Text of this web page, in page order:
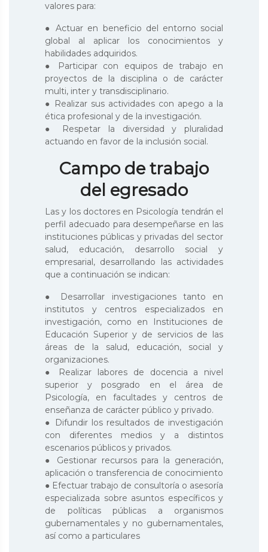
valores para:
● Actuar en beneficio del entorno social
global al aplicar los conocimientos y
habilidades adquiridos.
● Participar con equipos de trabajo en
proyectos de la disciplina o de carácter
multi, inter y transdisciplinario.
● Realizar sus actividades con apego a la
ética profesional y de la investigación.
● Respetar la diversidad y pluralidad
actuando en favor de la inclusión social.
Campo de trabajo
del egresado
Las y los doctores en Psicología tendrán el
perfil adecuado para desempeñarse en las
instituciones públicas y privadas del sector
salud, educación, desarrollo social y
empresarial, desarrollando las actividades
que a continuación se indican:
● Desarrollar investigaciones tanto en
institutos y centros especializados en
investigación, como en Instituciones de
Educación Superior y de servicios de las
áreas de la salud, educación, social y
organizaciones.
● Realizar labores de docencia a nivel
superior y posgrado en el área de
Psicología, en facultades y centros de
enseñanza de carácter público y privado.
● Difundir los resultados de investigación
con diferentes medios y a distintos
escenarios públicos y privados.
● Gestionar recursos para la generación,
aplicación o transferencia de conocimiento
● Efectuar trabajo de consultoría o asesoría
especializada sobre asuntos específicos y
de políticas públicas a organismos
gubernamentales y no gubernamentales,
así como a particulares